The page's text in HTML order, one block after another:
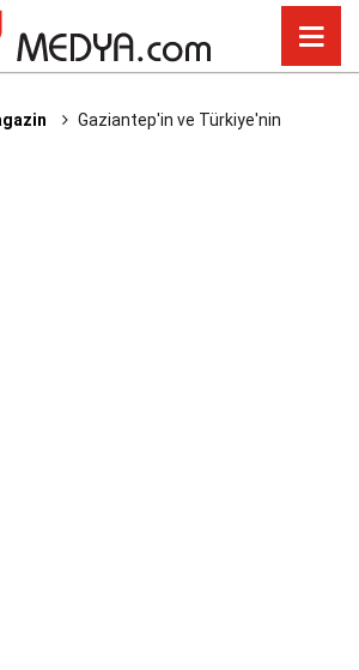
Gaziantep'in ve Türkiye'nin